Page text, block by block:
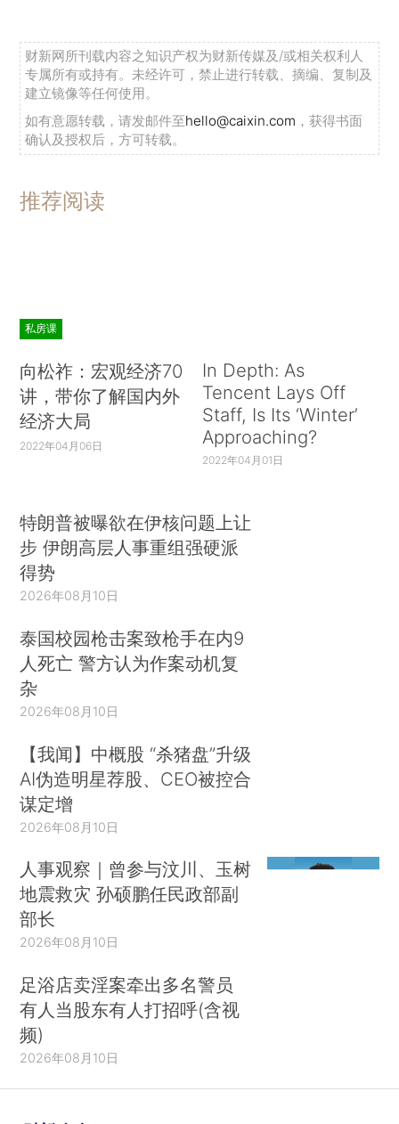
财新网所刊载内容之知识产权为财新传媒及/或相关权利人
专属所有或持有。未经许可，禁止进行转载、摘编、复制及
建立镜像等任何使用。
如有意愿转载，请发邮件至hello@caixin.com ，获得书面
确认及授权后，方可转载。
推荐阅读
私房课
向松祚：宏观经济70
讲，带你了解国内外
经济大局
2022年04月06日
In Depth: As
Tencent Lays Off
Staff, Is Its ‘Winter’
Approaching?
2022年04月01日
特朗普被曝欲在伊核问题上让
步 伊朗高层人事重组强硬派
得势
2026年08月10日
泰国校园枪击案致枪手在内9
人死亡 警方认为作案动机复
杂
2026年08月10日
【我闻】中概股 “杀猪盘”升级
AI伪造明星荐股、CEO被控合
谋定增
2026年08月10日
人事观察｜曾参与汶川、玉树
地震救灾 孙硕鹏任民政部副
部长
2026年08月10日
足浴店卖淫案牵出多名警员
有人当股东有人打招呼(含视
频)
2026年08月10日